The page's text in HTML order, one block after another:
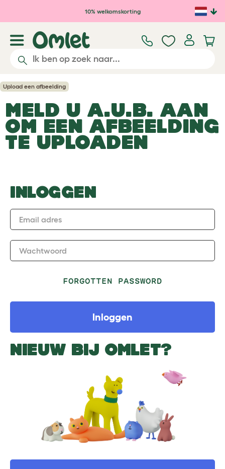
Ga naar de hoofdinhoud
10% welkomskorting
Upload een afbeelding
MELD U A.U.B. AAN
OM EEN AFBEELDING
TE UPLOADEN
INLOGGEN
Email adres
Wachtwoord
FORGOTTEN PASSWORD
Inloggen
NIEUW BIJ OMLET?